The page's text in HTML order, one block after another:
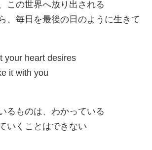
この世界へ放り出される
、毎日を最後の日のように生きて
your heart desires
it with you
るものは、わかっている
いくことはできない